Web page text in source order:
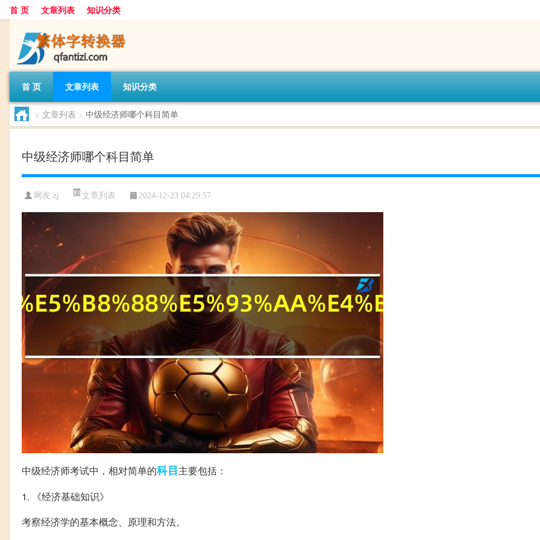
首 页 文章列表 知识分类
首 页 文章列表 知识分类
> 文章列表 > 中级经济师哪个科目简单
中级经济师哪个科目简单
网友:zj 文章列表 2024-12-23 04:29:57
中级经济师考试中，相对简单的科目主要包括：
1. 《经济基础知识》
考察经济学的基本概念、原理和方法。